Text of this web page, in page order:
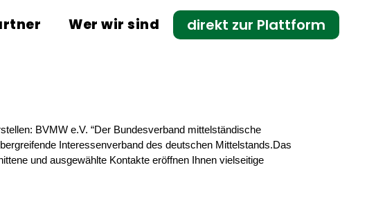
Wer wir sind direkt zur Plattform
BVMW e.V. “Der Bundesverband mittelständische
Interessenverband des deutschen Mittelstands.Das
und ausgewählte Kontakte eröffnen Ihnen vielseitige